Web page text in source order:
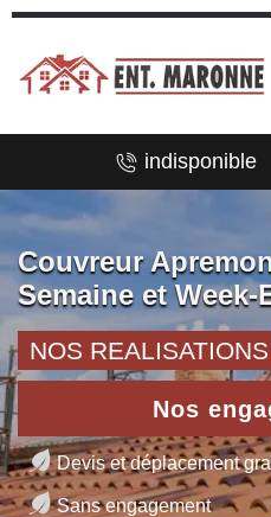
indisponible
Couvreur
Semaine et Week-
NOS REALISATIONS
Nos
Devis et déplacement
Sans engagement